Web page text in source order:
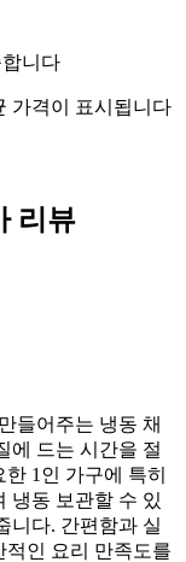
니다
가격이 표시됩니다
리뷰
들어주는 냉동 채
에 드는 시간을 절
1인 가구에 특히
냉동 보관할 수 있
니다. 간편함과 실
인 요리 만족도를